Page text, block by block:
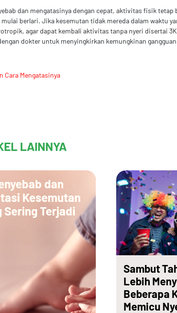
dan mengatasinya dengan cepat, aktivitas fisik
berlari. Jika kesemutan tidak mereda dalam waktu
agar dapat kembali aktivitas tanpa nyeri disertai
dokter untuk menyingkirkan kemungkinan
Cara Mengatasinya
LAINNYA
dan
Kesemutan
Sering Terjadi
Sambut
Lebih
Beberapa
Memicu